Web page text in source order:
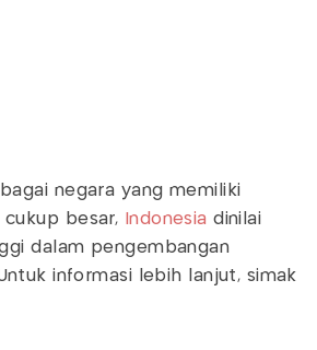
negara yang memiliki
besar,
Indonesia dinilai
dalam pengembangan
informasi lebih lanjut, simak